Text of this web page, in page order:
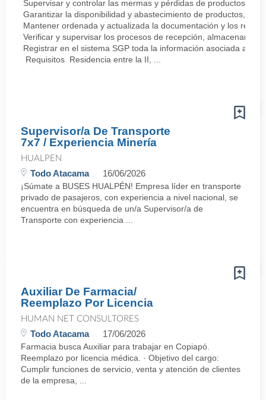
Supervisar y controlar las mermas y pérdidas de productos.
Garantizar la disponibilidad y abastecimiento de productos,
Mantener ordenada y actualizada la documentación y los
Verificar y supervisar los procesos de recepción,
Registrar en el sistema SGP toda la información asociada a la
Requisitos Residencia entre la II, ...
Supervisor/a De Transporte
7x7 / Experiencia Minería
HUALPEN
Todo Atacama 16/06/2026
¡Súmate a BUSES HUALPÉN! Empresa líder en transporte
privado de pasajeros, con experiencia a nivel nacional, se
encuentra en búsqueda de un/a Supervisor/a de
Transporte con experiencia ...
Auxiliar De Farmacia/
Reemplazo Por Licencia
HUMAN NET CONSULTORES
Todo Atacama 17/06/2026
Farmacia busca Auxiliar para trabajar en Copiapó.
Reemplazo por licencia médica. · Objetivo del cargo:
Cumplir funciones de servicio, venta y atención de clientes
de la empresa, ...